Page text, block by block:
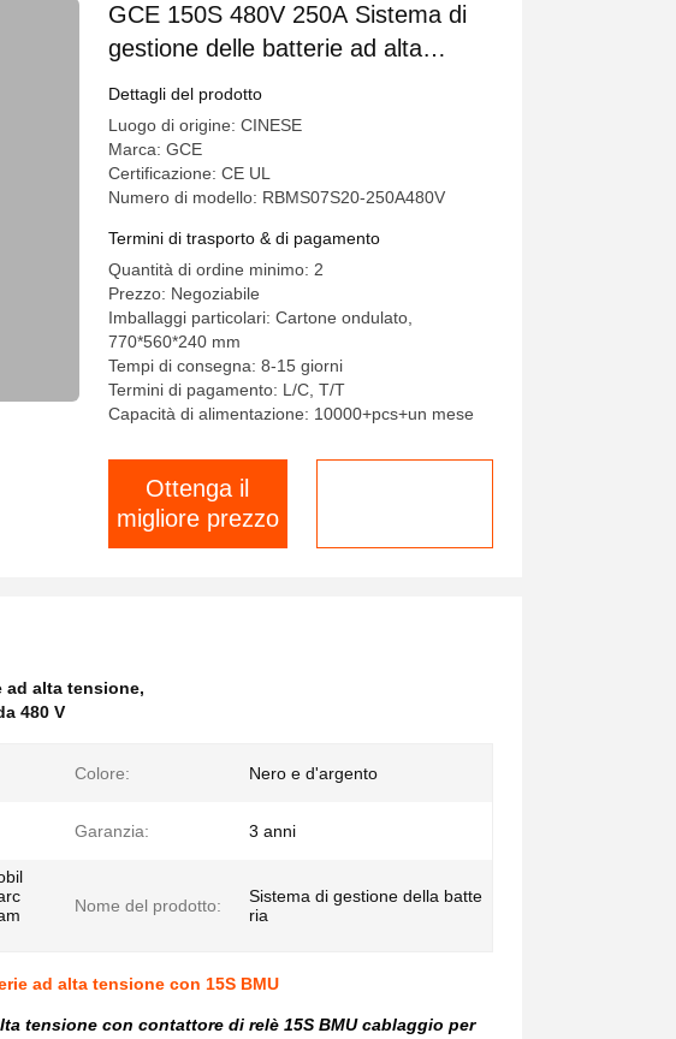
GCE 150S 480V 250A Sistema di
gestione delle batterie ad alta
tensione con 15S BMU
Dettagli del prodotto
Luogo di origine: CINESE
Marca: GCE
Certificazione: CE UL
Numero di modello: RBMS07S20-250A480V
Termini di trasporto & di pagamento
Quantità di ordine minimo: 2
Prezzo: Negoziabile
Imballaggi particolari: Cartone ondulato,
770*560*240 mm
Tempi di consegna: 8-15 giorni
Termini di pagamento: L/C, T/T
Capacità di alimentazione: 10000+pcs+un mese
Ottenga il
migliore prezzo
ad alta tensione,
480 V
Colore: Nero e d'argento
Garanzia: 3 anni
Nome del prodotto:
Sistema di gestione della batte
ria
ad alta tensione con 15S BMU
tensione con contattore di relè 15S BMU cablaggio per